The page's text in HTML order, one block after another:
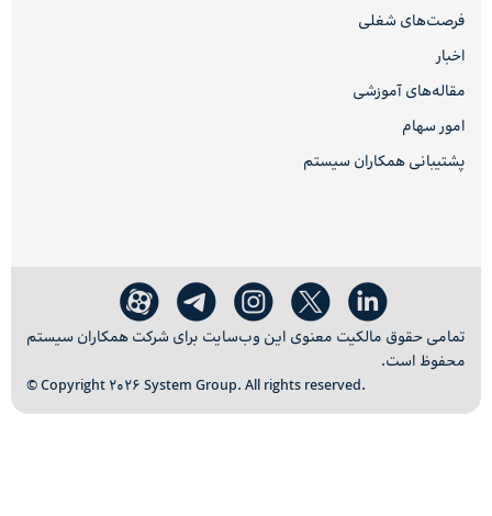
فرصت‌های شغلی
اخبار
مقاله‌های آموزشی
امور سهام
پشتیبانی همکاران سیستم
تمامی حقوق مالکیت معنوی این وب‌سایت برای شرکت همکاران سیستم
محفوظ است.
© Copyright 2026 System Group. All rights reserved.